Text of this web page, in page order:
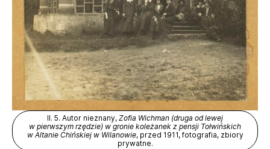
Il. 5. Autor nieznany, Zofia Wichman (druga od lewej
w pierwszym rzędzie) w gronie koleżanek z pensji Tołwińskich
w Altanie Chińskiej w Wilanowie, przed 1911, fotografia, zbiory
prywatne.